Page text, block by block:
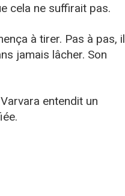
cela ne suffirait pas.
à tirer. Pas à pas, il
jamais lâcher. Son
entendit un